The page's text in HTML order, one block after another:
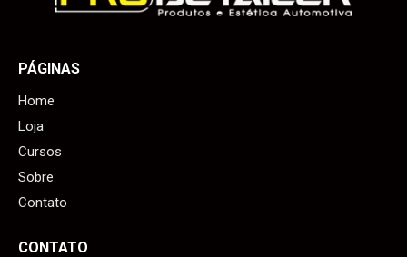
PÁGINAS
Home
Loja
Cursos
Sobre
Contato
CONTATO